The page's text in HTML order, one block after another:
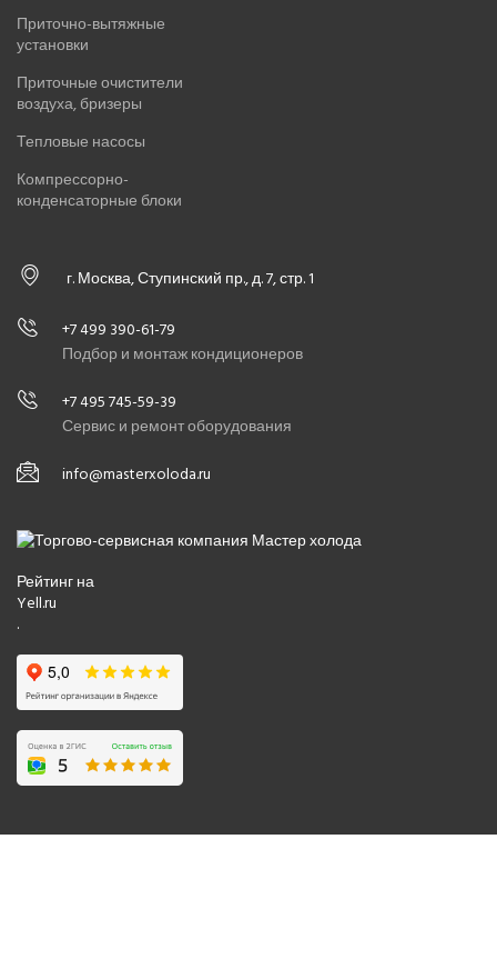
Приточно-вытяжные
установки
Приточные очистители
воздуха, бризеры
Тепловые насосы
Компрессорно-
конденсаторные блоки
г. Москва, Ступинский пр., д. 7, стр. 1
+7 499 390-61-79
Подбор и монтаж кондиционеров
+7 495 745-59-39
Сервис и ремонт оборудования
info@masterxoloda.ru
Рейтинг на
Yell.ru
.